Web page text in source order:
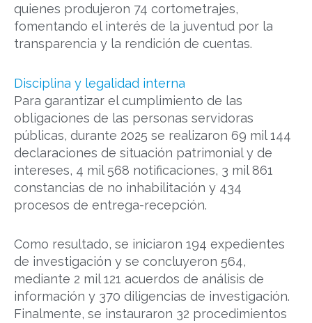
quienes produjeron 74 cortometrajes,
fomentando el interés de la juventud por la
transparencia y la rendición de cuentas.
Disciplina y legalidad interna
Para garantizar el cumplimiento de las
obligaciones de las personas servidoras
públicas, durante 2025 se realizaron 69 mil 144
declaraciones de situación patrimonial y de
intereses, 4 mil 568 notificaciones, 3 mil 861
constancias de no inhabilitación y 434
procesos de entrega-recepción.
Como resultado, se iniciaron 194 expedientes
de investigación y se concluyeron 564,
mediante 2 mil 121 acuerdos de análisis de
información y 370 diligencias de investigación.
Finalmente, se instauraron 32 procedimientos